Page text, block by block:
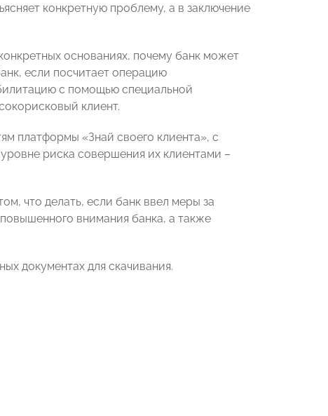
конкретную проблему, а в заключение
основаниях, почему банк может
если посчитает операцию
с помощью специальной
клиент.
платформы «Знай своего клиента», с
риска совершения их клиентами –
что делать, если банк ввел меры за
внимания банка, а также
документах для скачивания.